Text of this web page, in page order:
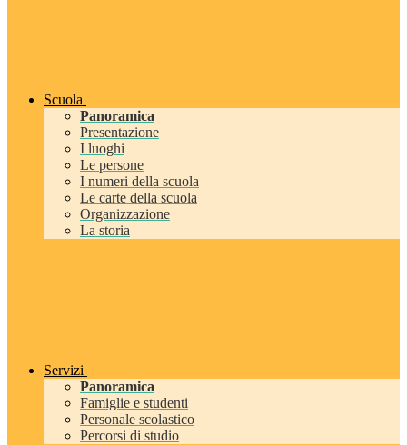
Scuola
Panoramica
Presentazione
I luoghi
Le persone
I numeri della scuola
Le carte della scuola
Organizzazione
La storia
Servizi
Panoramica
Famiglie e studenti
Personale scolastico
Percorsi di studio